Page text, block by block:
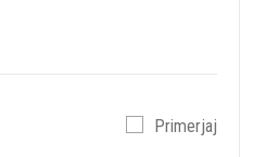
Primerjaj